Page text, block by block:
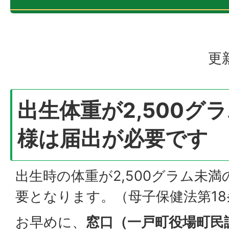
更
出生体重が2,500グ
様は届出が必要です
出生時の体重が2,500グラム未満
要となります。（母子保健法第
お早めに、 窓口（一戸町役場町